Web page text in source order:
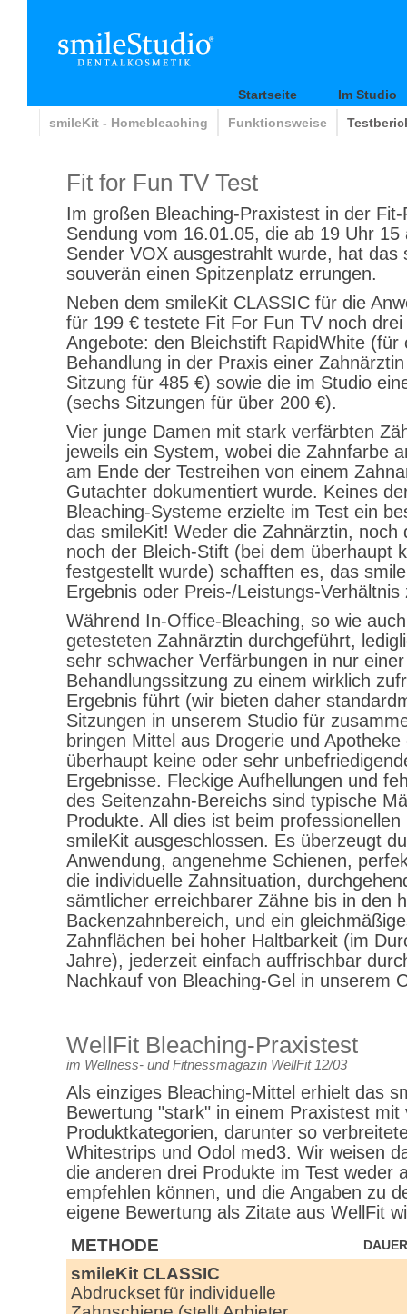
Startseite
Im Studio
smileKit - Homebleaching
Funktionsweise
Fit for Fun TV Test
Im großen Bleaching-Praxistest in der Fit-
Sendung vom 16.01.05, die ab 19 Uhr 15
Sender VOX ausgestrahlt wurde, hat das
souverän einen Spitzenplatz errungen.
Neben dem smileKit CLASSIC für die
für 199 € testete Fit For Fun TV noch
Angebote: den Bleichstift RapidWhite (für
Behandlung in der Praxis einer
Sitzung für 485 €) sowie die im Studio
(sechs Sitzungen für über 200 €).
Vier junge Damen mit stark verfärbten
jeweils ein System, wobei die Zahnfarbe
am Ende der Testreihen von einem
Gutachter dokumentiert wurde. Keines
Bleaching-Systeme erzielte im Test ein
das smileKit! Weder die Zahnärztin, noch
noch der Bleich-Stift (bei dem überhaupt
festgestellt wurde) schafften es, das
Ergebnis oder Preis-/Leistungs-Verhältnis
Während In-Office-Bleaching, so wie
getesteten Zahnärztin durchgeführt,
sehr schwacher Verfärbungen in nur
Behandlungssitzung zu einem wirklich
Ergebnis führt (wir bieten daher
Sitzungen in unserem Studio für
bringen Mittel aus Drogerie und
überhaupt keine oder sehr
Ergebnisse. Fleckige Aufhellungen und
des Seitenzahn-Bereichs sind typische
Produkte. All dies ist beim
smileKit ausgeschlossen. Es überzeugt
Anwendung, angenehme Schienen,
die individuelle Zahnsituation,
sämtlicher erreichbarer Zähne bis in den
Backenzahnbereich, und ein
Zahnflächen bei hoher Haltbarkeit (im
Jahre), jederzeit einfach auffrischbar
Nachkauf von Bleaching-Gel in unserem
WellFit Bleaching-Praxistest
im Wellness- und Fitnessmagazin WellFit 12/03
Als einziges Bleaching-Mittel erhielt das
Bewertung "stark" in einem Praxistest mit
Produktkategorien, darunter so
Whitestrips und Odol med3. Wir weisen
die anderen drei Produkte im Test weder
empfehlen können, und die Angaben zu
eigene Bewertung als Zitate aus WellFit
METHODE DAUER
smileKit CLASSIC
Abdruckset für individuelle